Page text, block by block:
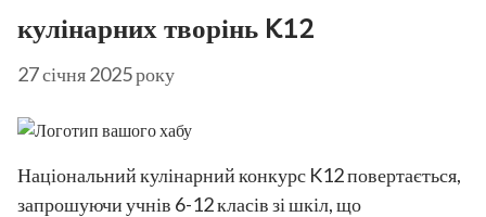
кулінарних творінь K12
27 січня 2025 року
Національний кулінарний конкурс K12 повертається,
запрошуючи учнів 6-12 класів зі шкіл, що